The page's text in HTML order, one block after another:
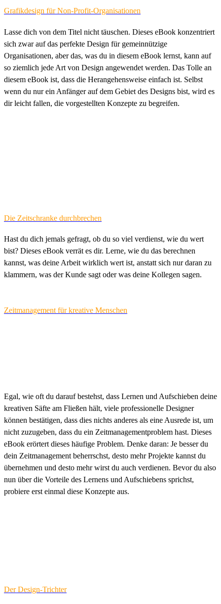
Grafikdesign für Non-Profit-Organisationen
Lasse dich von dem Titel nicht täuschen. Dieses eBook konzentriert
sich zwar auf das perfekte Design für gemeinnützige
Organisationen, aber das, was du in diesem eBook lernst, kann auf
so ziemlich jede Art von Design angewendet werden. Das Tolle an
diesem eBook ist, dass die Herangehensweise einfach ist. Selbst
wenn du nur ein Anfänger auf dem Gebiet des Designs bist, wird es
dir leicht fallen, die vorgestellten Konzepte zu begreifen.
Die Zeitschranke durchbrechen
Hast du dich jemals gefragt, ob du so viel verdienst, wie du wert
bist? Dieses eBook verrät es dir. Lerne, wie du das berechnen
kannst, was deine Arbeit wirklich wert ist, anstatt sich nur daran zu
klammern, was der Kunde sagt oder was deine Kollegen sagen.
Zeitmanagement für kreative Menschen
Egal, wie oft du darauf bestehst, dass Lernen und Aufschieben deine
kreativen Säfte am Fließen hält, viele professionelle Designer
können bestätigen, dass dies nichts anderes als eine Ausrede ist, um
nicht zuzugeben, dass du ein Zeitmanagementproblem hast. Dieses
eBook erörtert dieses häufige Problem. Denke daran: Je besser du
dein Zeitmanagement beherrschst, desto mehr Projekte kannst du
übernehmen und desto mehr wirst du auch verdienen. Bevor du also
nun über die Vorteile des Lernens und Aufschiebens sprichst,
probiere erst einmal diese Konzepte aus.
Der Design-Trichter